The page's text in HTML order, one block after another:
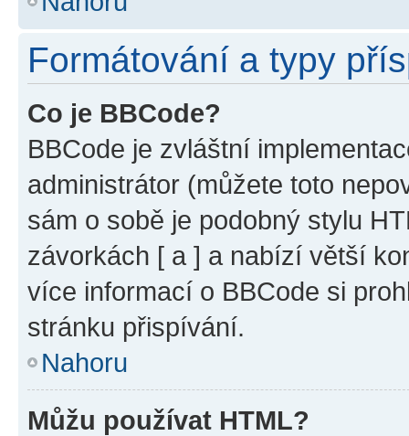
Formátování a typy
Co je BBCode?
BBCode je zvláštní
administrátor (můžete toto
sám o sobě je podobný stylu
závorkách [ a ] a nabízí větší
více informací o BBCode si
stránku přispívání.
Nahoru
Můžu používat HTML?